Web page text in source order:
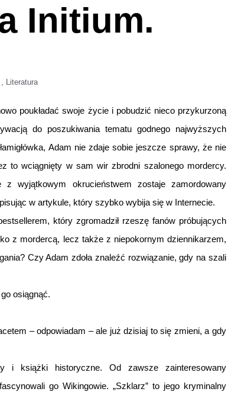
Initium.
, Literatura
poukładać swoje życie i pobudzić nieco przykurzoną
do poszukiwania tematu godnego najwyższych
Adam nie zdaje sobie jeszcze sprawy, że nie
to wciągnięty w sam wir zbrodni szalonego mordercy.
wyjątkowym okrucieństwem zostaje zamordowany
w artykule, który szybko wybija się w Internecie.
który zgromadził rzeszę fanów próbujących
z mordercą, lecz także z niepokornym dziennikarzem,
Czy Adam zdoła znaleźć rozwiązanie, gdy na szali
osiągnąć.
– odpowiadam – ale już dzisiaj to się zmieni, a gdy
i książki historyczne. Od zawsze zainteresowany
go Wikingowie. „Szklarz” to jego kryminalny